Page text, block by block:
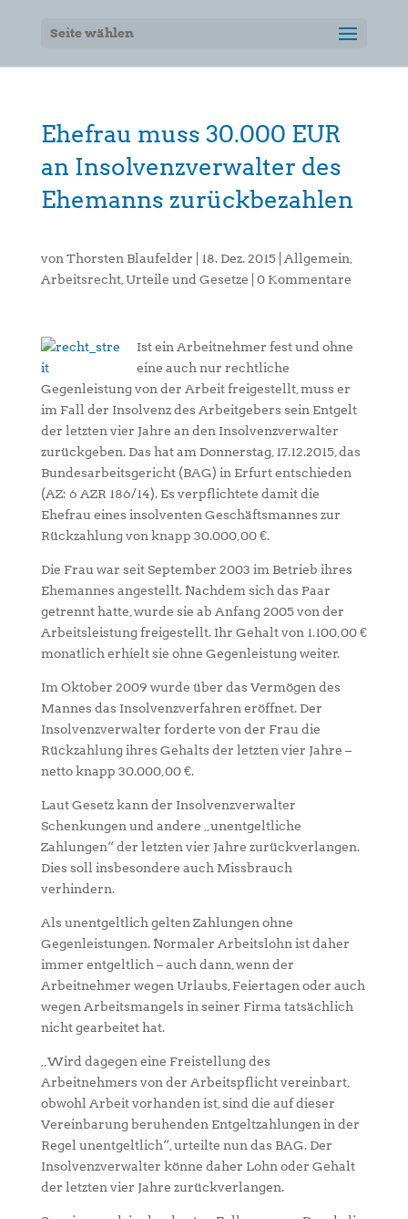
Seite wählen
Ehefrau muss 30.000 EUR
an Insolvenzverwalter des
Ehemanns zurückbezahlen
von Thorsten Blaufelder 18. Dez. 2015| Allgemein
Arbeitsrecht, Urteile und Gesetze 0 Kommentare
Ist ein Arbeitnehmer fest und ohne
eine auch nur rechtliche
Gegenleistung von der Arbeit freigestellt, muss er
im Fall der Insolvenz des Arbeitgebers sein Entgelt
der letzten vier Jahre an den Insolvenzverwalter
zurückgeben. Das hat am Donnerstag, 17.12.2015, das
Bundesarbeitsgericht (BAG) in Erfurt entschieden
(AZ: 6 AZR 186/14). Es verpflichtete damit die
Ehefrau eines insolventen Geschäftsmannes zur
Rückzahlung von knapp 30.000,00 €.
Die Frau war seit September 2003 im Betrieb ihres
Ehemannes angestellt. Nachdem sich das Paar
getrennt hatte, wurde sie ab Anfang 2005 von der
Arbeitsleistung freigestellt. Ihr Gehalt von 1.100,00 €
monatlich erhielt sie ohne Gegenleistung weiter.
Im Oktober 2009 wurde über das Vermögen des
Mannes das Insolvenzverfahren eröffnet. Der
Insolvenzverwalter forderte von der Frau die
Rückzahlung ihres Gehalts der letzten vier Jahre –
netto knapp 30.000,00 €.
Laut Gesetz kann der Insolvenzverwalter
Schenkungen und andere „unentgeltliche
Zahlungen“ der letzten vier Jahre zurückverlangen.
Dies soll insbesondere auch Missbrauch
verhindern.
Als unentgeltlich gelten Zahlungen ohne
Gegenleistungen. Normaler Arbeitslohn ist daher
immer entgeltlich – auch dann, wenn der
Arbeitnehmer wegen Urlaubs, Feiertagen oder auch
wegen Arbeitsmangels in seiner Firma tatsächlich
nicht gearbeitet hat.
„Wird dagegen eine Freistellung des
Arbeitnehmers von der Arbeitspflicht vereinbart,
obwohl Arbeit vorhanden ist, sind die auf dieser
Vereinbarung beruhenden Entgeltzahlungen in der
Regel unentgeltlich“, urteilte nun das BAG. Der
Insolvenzverwalter könne daher Lohn oder Gehalt
der letzten vier Jahre zurückverlangen.